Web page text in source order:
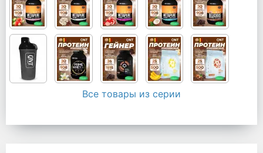
Все товары из серии